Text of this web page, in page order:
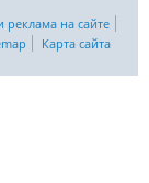
реклама на сайте
Карта сайта